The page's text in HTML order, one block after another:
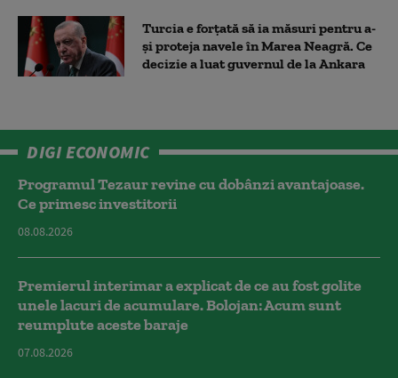
Turcia e forțată să ia măsuri pentru a-
și proteja navele în Marea Neagră. Ce
decizie a luat guvernul de la Ankara
DIGI ECONOMIC
Programul Tezaur revine cu dobânzi avantajoase.
Ce primesc investitorii
08.08.2026
Premierul interimar a explicat de ce au fost golite
unele lacuri de acumulare. Bolojan: Acum sunt
reumplute aceste baraje
07.08.2026